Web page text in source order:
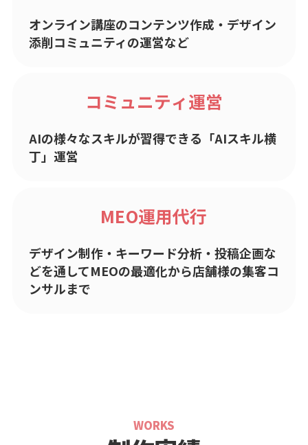
オンライン講座のコンテンツ作成・デザイン
添削コミュニティの運営など
コミュニティ運営
AIの様々なスキルが習得できる「AIスキル横
丁」運営
MEO運用代行
デザイン制作・キーワード分析・投稿企画な
どを通してMEOの最適化から店舗様の集客コ
ンサルまで
WORKS